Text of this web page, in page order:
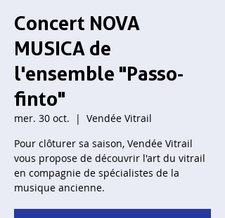
Concert NOVA
MUSICA de
l'ensemble "Passo-
finto"
mer. 30 oct.
  |
Vendée Vitrail
Pour clôturer sa saison, Vendée Vitrail
vous propose de découvrir l'art du vitrail
en compagnie de spécialistes de la
musique ancienne.